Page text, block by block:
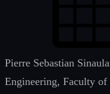
Pierre Sebastian
Engineering, Faculty